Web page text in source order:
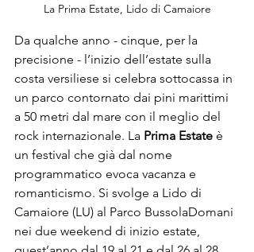
La Prima Estate, Lido di Camaiore
Da qualche anno - cinque, per la
precisione - l’inizio dell’estate sulla
costa versiliese si celebra sottocassa in
un parco contornato dai pini marittimi
a 50 metri dal mare con il meglio del
rock internazionale. La Prima Estate è
un festival che già dal nome
programmatico evoca vacanza e
romanticismo. Si svolge a Lido di
Camaiore (LU) al Parco BussolaDomani
nei due weekend di inizio estate,